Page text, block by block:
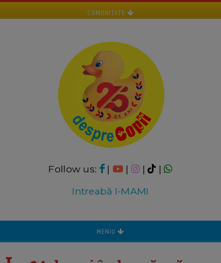
COMUNITATE
Follow us: | | |
|
Intreabă I-MAMI
MENIU